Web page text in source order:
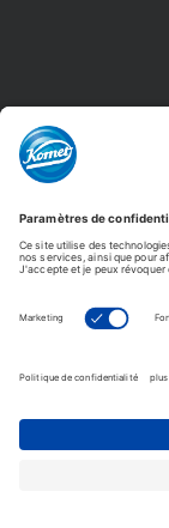
Komet France